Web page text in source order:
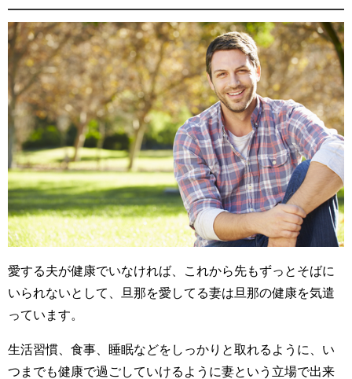
愛する夫が健康でいなければ、これから先もずっとそばに
いられないとして、旦那を愛してる妻は旦那の健康を気遣
っています。
生活習慣、食事、睡眠などをしっかりと取れるように、い
つまでも健康で過ごしていけるように妻という立場で出来